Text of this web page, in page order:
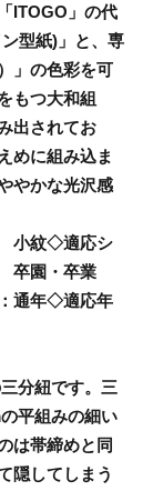
ITOGO」の代
型紙)」と、専
」の色彩を可
もつ大和組
出されてお
めに組み込ま
やかな光沢感
小紋◇適応シ
卒園・卒業
通年◇適応年
分紐です。三
平組みの細い
は帯締めと同
隠してしまう